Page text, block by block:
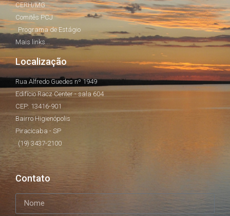
CERH/MG
Comitês PCJ
Programa de Estágio
Mais links...
Localização
Rua Alfredo Guedes nº 1949
Edifício Racz Center - sala 604
CEP: 13416-901
Bairro Higienópolis
Piracicaba - SP
(19) 3437-2100
Contato